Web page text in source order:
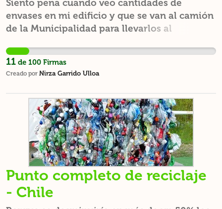
Siento pena cuando veo cantidades de
envases en mi edificio y que se van al camión
de la Municipalidad para llevarlos al
cantidades de plásticos y vidrios pasando
años en su estado normal.
11 de 100 Firmas
Creado por Nirza Garrido Ulloa
Punto completo de reciclaje
- Chile